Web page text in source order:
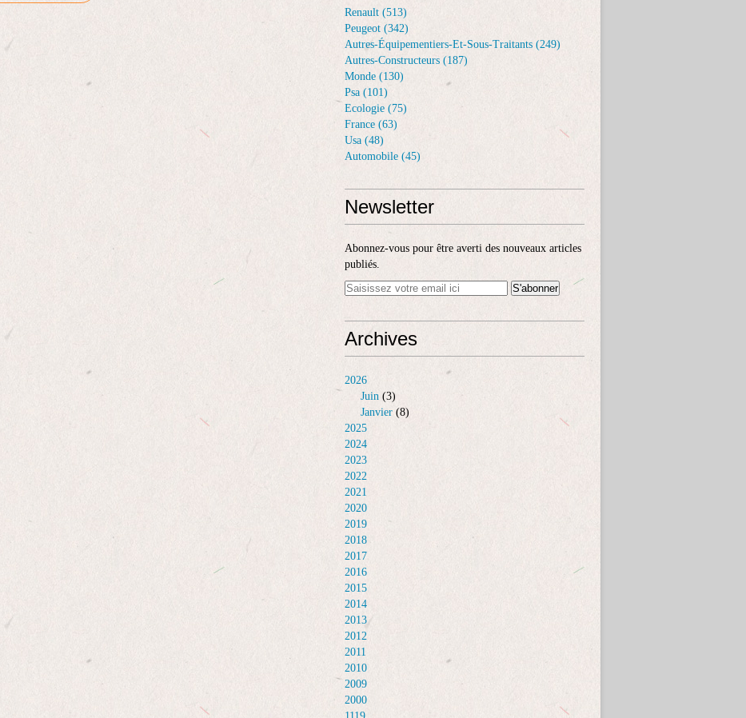
Renault (513)
Peugeot (342)
Autres-Équipementiers-Et-Sous-Traitants (249)
Autres-Constructeurs (187)
Monde (130)
Psa (101)
Ecologie (75)
France (63)
Usa (48)
Automobile (45)
Newsletter
Abonnez-vous pour être averti des nouveaux articles
publiés.
Archives
2026
Juin (3)
Janvier (8)
2025
2024
2023
2022
2021
2020
2019
2018
2017
2016
2015
2014
2013
2012
2011
2010
2009
2000